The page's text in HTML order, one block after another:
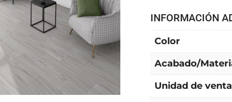
INFORMACIÓN
Color
Acabado/
Unidad de venta